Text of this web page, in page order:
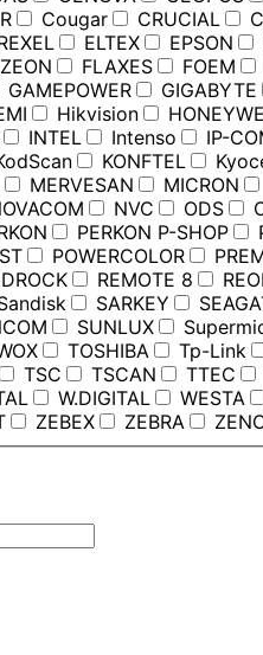
Cougar CRUCIAL
ELTEX EPSON
FLAXES FOEM
GAMEPOWER GIGABYTE
Hikvision
INTEL Intenso IP-
KONFTEL
MERVESAN MICRON
NVC ODS
PERKON P-SHOP
POWERCOLOR
REMOTE 8
SARKEY
SUNLUX
TOSHIBA Tp-Link
TSC TSCAN TTEC
W.DIGITAL WESTA
ZEBEX ZEBRA